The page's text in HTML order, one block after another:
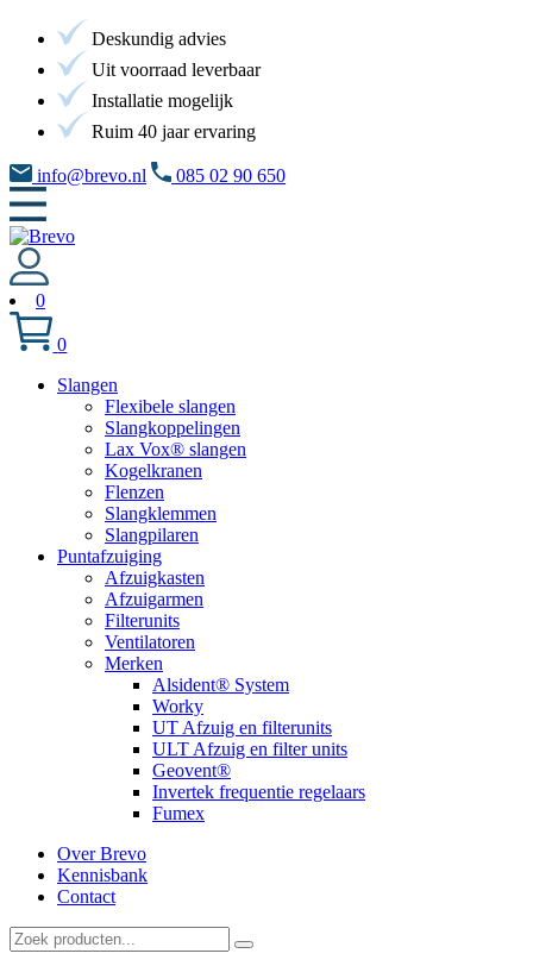
Deskundig advies
Uit voorraad leverbaar
Installatie mogelijk
Ruim 40 jaar ervaring
info@brevo.nl 085 02 90 650
0
0
Slangen
Flexibele slangen
Slangkoppelingen
Lax Vox® slangen
Kogelkranen
Flenzen
Slangklemmen
Slangpilaren
Puntafzuiging
Afzuigkasten
Afzuigarmen
Filterunits
Ventilatoren
Merken
Alsident® System
Worky
UT Afzuig en filterunits
ULT Afzuig en filter units
Geovent®
Invertek frequentie regelaars
Fumex
Over Brevo
Kennisbank
Contact